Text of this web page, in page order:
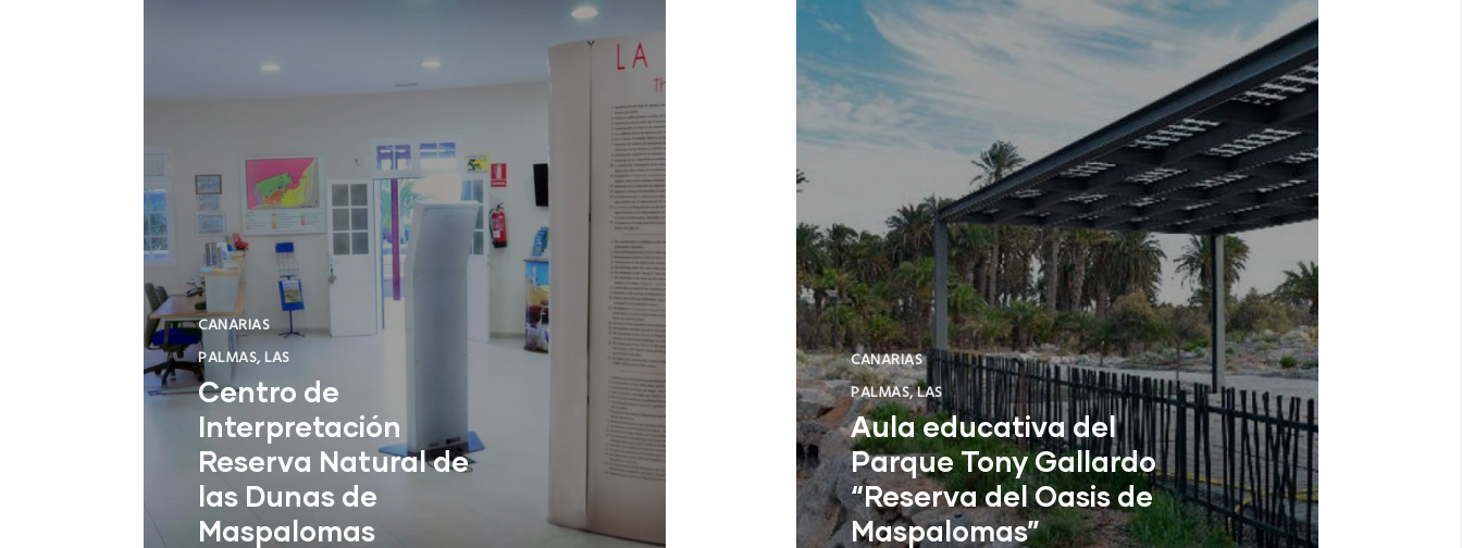
CANARIAS
PALMAS, LAS
Centro de
Interpretación
Reserva Natural de
las Dunas de
Maspalomas
CANARIAS
PALMAS, LAS
Aula educativa del
Parque Tony Gallardo
“Reserva del Oasis de
Maspalomas”